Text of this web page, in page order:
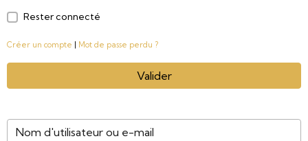
Rester connecté
Créer un compte Mot de passe perdu ?
Valider